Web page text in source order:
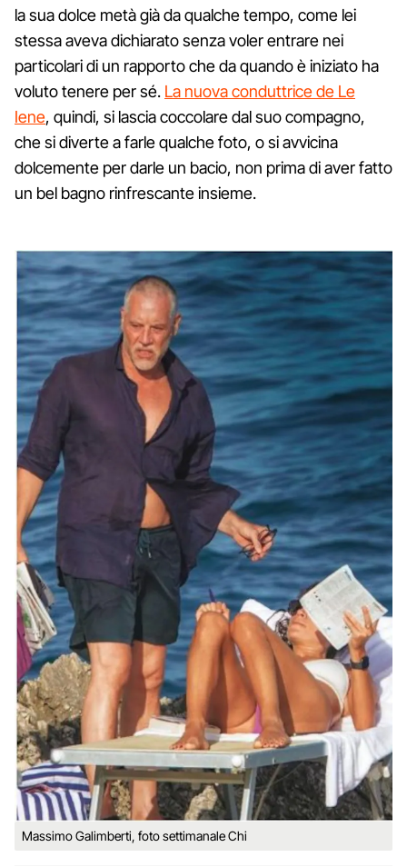
la sua dolce metà già da qualche tempo, come lei
stessa aveva dichiarato senza voler entrare nei
particolari di un rapporto che da quando è iniziato ha
voluto tenere per sé. La nuova conduttrice de Le
Iene, quindi, si lascia coccolare dal suo compagno,
che si diverte a farle qualche foto, o si avvicina
dolcemente per darle un bacio, non prima di aver fatto
un bel bagno rinfrescante insieme.
Massimo Galimberti, foto settimanale Chi